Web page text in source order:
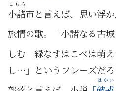
小諸
こもろ
市と言えば、思い浮
旅情の歌。「小諸なる古
しむ 緑なすはこべは萌
し…」というフレーズだ
はかい